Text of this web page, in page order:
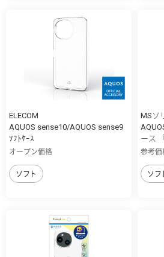
ELECOM
AQUOS sense10/AQUOS sense9
ｿﾌﾄｹｰｽ
オープン価格
ソフト
MSソ
ース
参考価
ソフ